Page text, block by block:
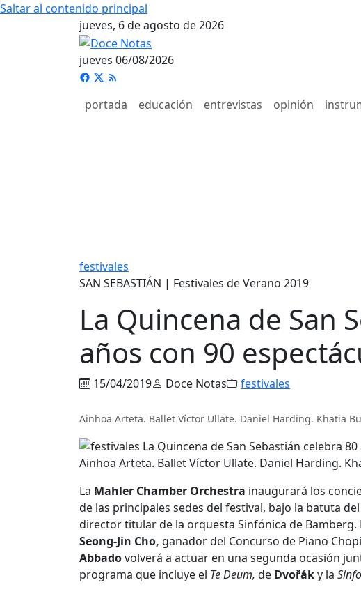
Saltar al contenido principal
jueves, 6 de agosto de 2026
jueves 06/08/2026
portada educación entrevistas opinión
festivales
SAN SEBASTIÁN | Festivales de Verano 2019
La Quincena de San
años con 90
15/04/2019 Doce Notas festivales
Ainhoa Arteta. Ballet Víctor Ullate. Daniel Harding. Khatia
Ainhoa Arteta. Ballet Víctor Ullate. Daniel Harding.
La Mahler Chamber Orchestra inaugurará los
de las principales sedes del festival, bajo la batuta
director titular de la orquesta Sinfónica de
Seong-Jin Cho, ganador del Concurso de Piano
Abbadovolverá a actuar en una segunda ocasión
programa que incluye el Te Deum, de Dvořáky la